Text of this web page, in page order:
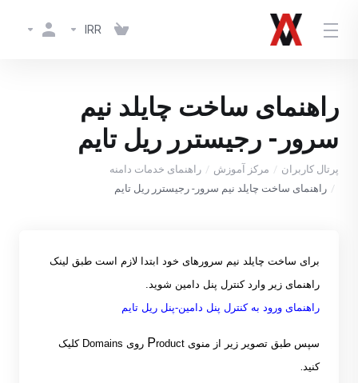
IRR
راهنمای ساخت چایلد نیم
سرور- رجیسترر ریل تایم
پرتال کاربران مرکز آموزش
راهنمای خدمات دامنه
راهنمای ساخت چایلد نیم سرور- رجیسترر ریل تایم
برای ساخت چایلد نیم سرورهای خود ابتدا لازم است طبق لینک
راهنمای زیر وارد کنترل پنل دامین شوید.
راهنمای ورود به کنترل پنل دامین-پنل ریل تایم
سپس طبق تصویر زیر از منوی Product روی Domains کلیک
کنید.